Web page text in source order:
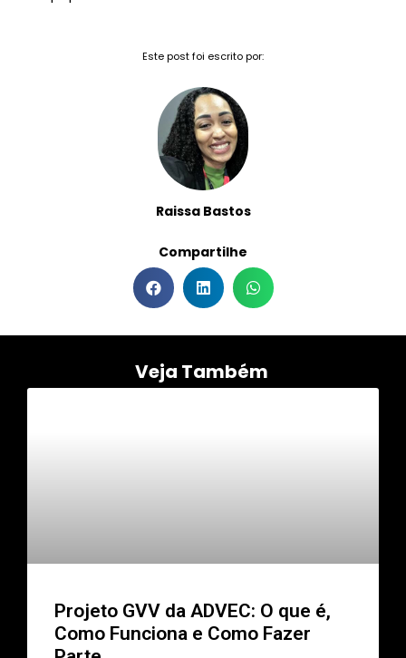
Este post foi escrito por:
Raissa Bastos
Compartilhe
Veja Também
Projeto GVV da ADVEC: O que é,
Como Funciona e Como Fazer